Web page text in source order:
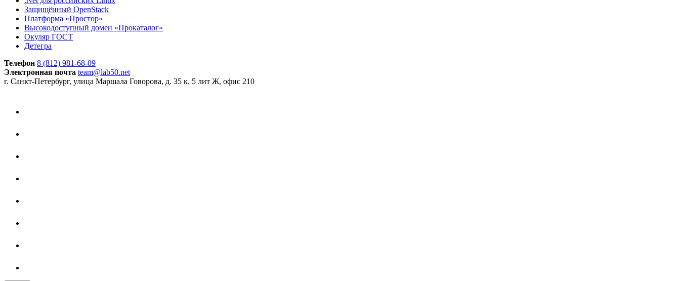
Защищённый OpenStack
Платформа «Простор»
Высокодоступный домен «Прокаталог»
Окуляр ГОСТ
Детегра
Телефон 8 (812) 981-68-09
Электронная почта team@lab50.net
г. Санкт-Петербург, улица Маршала Говорова, д. 35 к. 5 лит Ж, офис 210